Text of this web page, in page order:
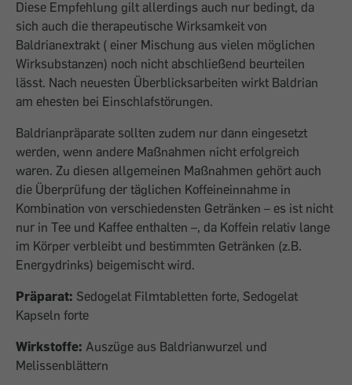
Diese Empfehlung gilt allerdings auch nur bedingt, da
sich auch die therapeutische Wirksamkeit von
Baldrianextrakt ( einer Mischung aus vielen möglichen
Wirksubstanzen) noch nicht abschließend beurteilen
lässt. Nach neuesten Überblicksarbeiten wirkt Baldrian
am ehesten bei Einschlafstörungen.
Baldrianpräparate sollten zudem nur dann eingesetzt
werden, wenn andere Maßnahmen nicht erfolgreich
waren. Zu diesen allgemeinen Maßnahmen gehört auch
die Überprüfung der täglichen Koffeineinnahme in
Kombination von verschiedensten Getränken – es ist nicht
nur in Tee und Kaffee enthalten –, da Koffein relativ lange
im Körper verbleibt und bestimmten Getränken (z.B.
Energydrinks) beigemischt wird.
Präparat: Sedogelat Filmtabletten forte, Sedogelat
Kapseln forte
Wirkstoffe: Auszüge aus Baldrianwurzel und
Melissenblättern